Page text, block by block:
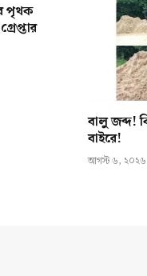
পৃথক
বালু জব্দ!
বাইরে!
আগস্ট ৬, ২০২৬